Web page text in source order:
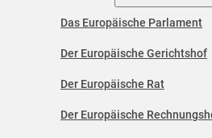
Das Europäische Parlament
Der Europäische Gerichtshof
Der Europäische Rat
Der Europäische